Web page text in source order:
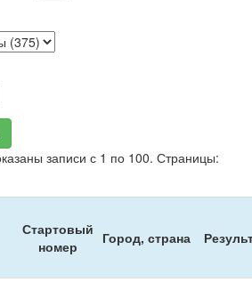
записи с 1 по 100. Страницы:
Стартовый
номер
Город, страна